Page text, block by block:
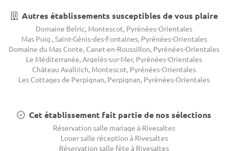
Autres établissements susceptibles de vous plaire
Domaine Belric, Montescot, Pyrénées-Orientales
Mas Puig , Saint-Génis-des-Fontaines, Pyrénées-Orientales
Domaine du Mas Conte, Canet-en-Roussillon, Pyrénées-Orientales
Le Méditerranée, Argelès-sur-Mer, Pyrénées-Orientales
Château Avallrich, Montescot, Pyrénées-Orientales
Les Cottages de Perpignan, Perpignan, Pyrénées-Orientales
Cet établissement fait partie de nos sélections
Réservation salle mariage à Rivesaltes
Louer salle réception à Rivesaltes
Réservation salle fête à Rivesaltes